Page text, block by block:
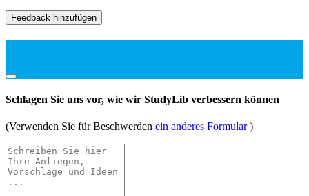
Feedback hinzufügen
Schlagen Sie uns vor, wie wir StudyLib verbessern können
(Verwenden Sie für Beschwerden ein anderes Formular)